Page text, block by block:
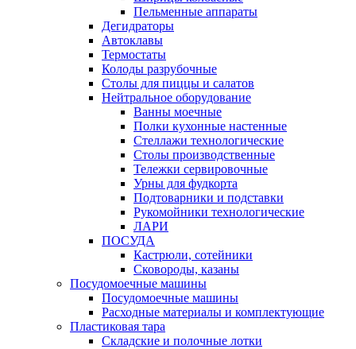
Пельменные аппараты
Дегидраторы
Автоклавы
Термостаты
Колоды разрубочные
Столы для пиццы и салатов
Нейтральное оборудование
Ванны моечные
Полки кухонные настенные
Стеллажи технологические
Столы производственные
Тележки сервировочные
Урны для фудкорта
Подтоварники и подставки
Рукомойники технологические
ЛАРИ
ПОСУДА
Кастрюли, сотейники
Сковороды, казаны
Посудомоечные машины
Посудомоечные машины
Расходные материалы и комплектующие
Пластиковая тара
Складские и полочные лотки